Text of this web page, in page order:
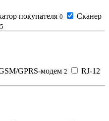
покупателя 0
Сканер
GPRS-модем 2
RJ-12